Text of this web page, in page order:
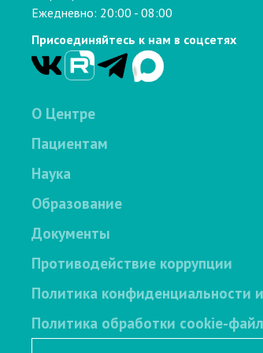
Ежедневно: 20:00 - 08:00
Присоединяйтесь к нам в соцсетях
О Центре
Пациентам
Наука
Образование
Документы
Противодействие коррупции
Политика конфиденциальности
Политика обработки cookie-